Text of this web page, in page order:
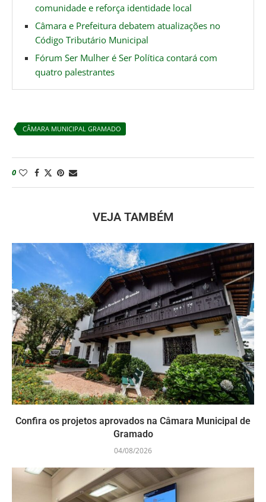
comunidade e reforça identidade local
Câmara e Prefeitura debatem atualizações no
Código Tributário Municipal
Fórum Ser Mulher é Ser Política contará com
quatro palestrantes
CÂMARA MUNICIPAL GRAMADO
0
VEJA TAMBÉM
Confira os projetos aprovados na Câmara Municipal de
Gramado
04/08/2026